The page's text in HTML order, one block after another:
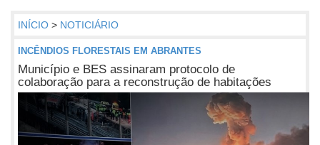
INÍCIO > NOTICIÁRIO
INCÊNDIOS FLORESTAIS EM ABRANTES
Município e BES assinaram protocolo de
colaboração para a reconstrução de habitações